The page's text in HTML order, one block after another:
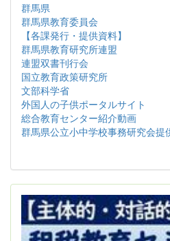
群馬県
群馬県教育委員会
【各課発行・提供資料】
群馬県教育研究所連盟
連盟双書刊行会
国立教育政策研究所
文部科学省
外国人の子供ポータルサイト
総合教育センター紹介動画
群馬県公立小中学校事務研究会提